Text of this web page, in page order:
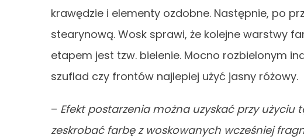
krawędzie i elementy ozdobne. Następnie, po
stearynową. Wosk sprawi, że kolejne warstwy
etapem jest tzw. bielenie. Mocno rozbielonym
szuflad czy frontów najlepiej użyć jasny różowy.
– Efekt postarzenia można uzyskać przy
zeskrobać farbę z woskowanych wcześniej